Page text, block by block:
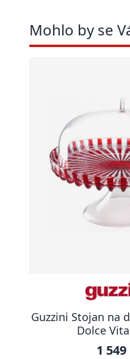
Mohlo by se
Guzzini Stojan na
Dolce
1 549